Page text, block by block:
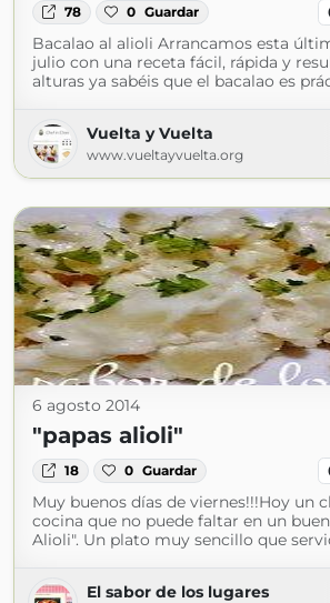
78 0 Guardar
Bacalao al alioli Arrancamos esta
julio con una receta fácil, rápida y
alturas ya sabéis que el bacalao es
Vuelta y Vuelta
www.vueltayvuelta.org
6 agosto 2014
"papas alioli"
18 0 Guardar
Muy buenos días de viernes!!!Hoy un
cocina que no puede faltar en un
Alioli". Un plato muy sencillo que
El sabor de los lugares